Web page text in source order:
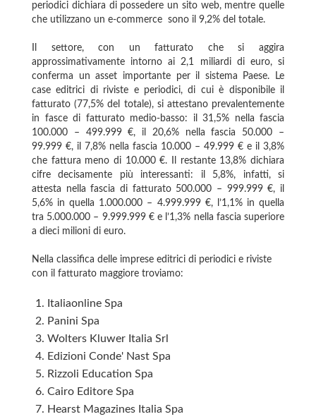
periodici dichiara di possedere un sito web, mentre quelle
che utilizzano un e-commerce sono il 9,2% del totale.
Il settore, con un fatturato che si aggira
approssimativamente intorno ai 2,1 miliardi di euro, si
conferma un asset importante per il sistema Paese. Le
case editrici di riviste e periodici, di cui è disponibile il
fatturato (77,5% del totale), si attestano prevalentemente
in fasce di fatturato medio-basso: il 31,5% nella fascia
100.000 – 499.999 €, il 20,6% nella fascia 50.000 –
99.999 €, il 7,8% nella fascia 10.000 – 49.999 € e il 3,8%
che fattura meno di 10.000 €. Il restante 13,8% dichiara
cifre decisamente più interessanti: il 5,8%, infatti, si
attesta nella fascia di fatturato 500.000 – 999.999 €, il
5,6% in quella 1.000.000 – 4.999.999 €, l’1,1% in quella
tra 5.000.000 – 9.999.999 € e l’1,3% nella fascia superiore
a dieci milioni di euro.
Nella classifica delle imprese editrici di periodici e riviste
con il fatturato maggiore troviamo:
Italiaonline Spa
Panini Spa
Wolters Kluwer Italia Srl
Edizioni Conde' Nast Spa
Rizzoli Education Spa
Cairo Editore Spa
Hearst Magazines Italia Spa